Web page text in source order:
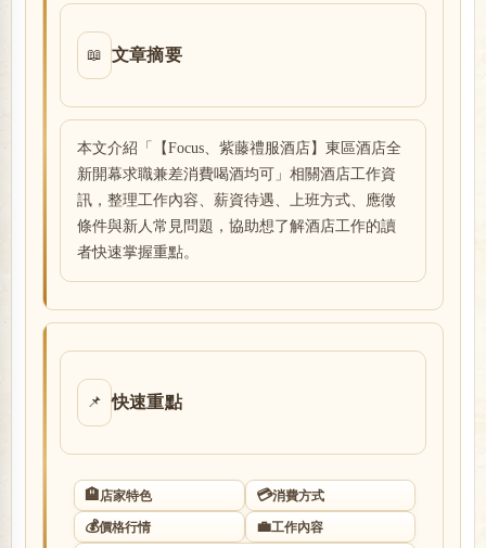
📖 文章摘要
本文介紹「【Focus、紫藤禮服酒店】東區酒店全
新開幕求職兼差消費喝酒均可」相關酒店工作資
訊，整理工作內容、薪資待遇、上班方式、應徵
條件與新人常見問題，協助想了解酒店工作的讀
者快速掌握重點。
📌 快速重點
🏨店家特色 💳消費方式
💰價格行情 💼工作內容